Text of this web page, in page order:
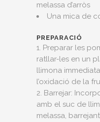
melassa d’arròs
Una mica de
PREPARACIÓ
1. Preparar les
ratllar-les en un
llimona
l’oxidació de la
2. Barrejar:
amb el suc de
melassa,